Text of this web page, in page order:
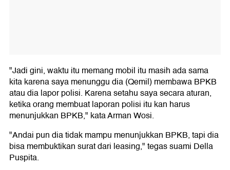
"Jadi gini, waktu itu memang mobil itu masih ada sama
kita karena saya menunggu dia (Qemil) membawa BPKB
atau dia lapor polisi. Karena setahu saya secara aturan,
ketika orang membuat laporan polisi itu kan harus
menunjukkan BPKB," kata Arman Wosi.
"Andai pun dia tidak mampu menunjukkan BPKB, tapi dia
bisa membuktikan surat dari leasing," tegas suami Della
Puspita.